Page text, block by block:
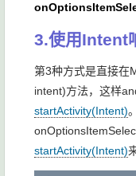
3.使用Intent
第3种方式是直接在
intent)方法，这样
startActivity(Intent)
startActivity(Intent)